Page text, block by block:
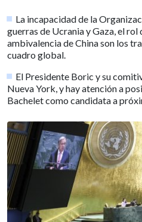
La incapacidad de la
guerras de Ucrania y Gaza, el
ambivalencia de China son los
cuadro global.
El Presidente Boric y su
Nueva York, y hay atención a
Bachelet como candidata a